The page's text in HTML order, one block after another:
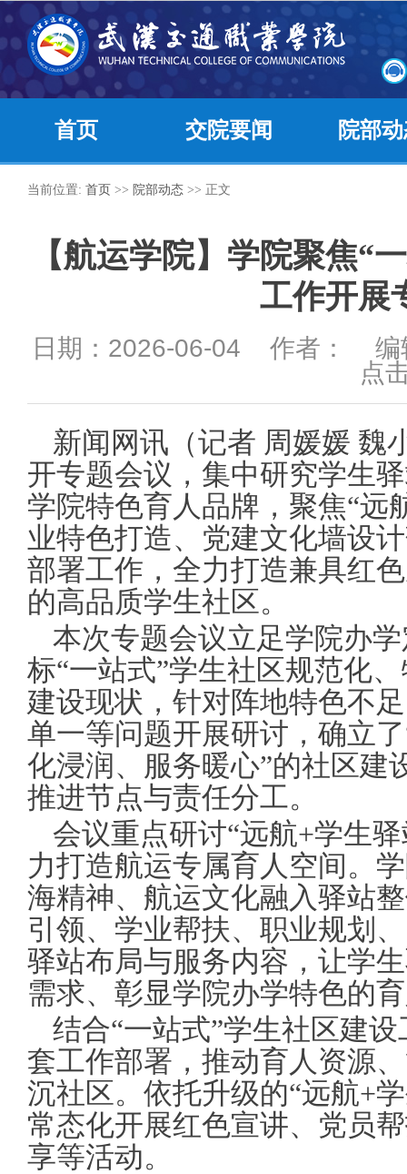
首页 交院要闻 院部
当前位置: 首页 >> 院部动态 >> 正文
【航运学院】学院聚焦“
工作开展
日期：2026-06-04 作者：
点
新闻网讯（记者 周媛媛 魏
开专题会议，集中研究学生
学院特色育人品牌，聚焦“远
业特色打造、党建文化墙设
部署工作，全力打造兼具红
的高品质学生社区。
本次专题会议立足学院办
标“一站式”学生社区规范化
建设现状，针对阵地特色不
单一等问题开展研讨，确立
化浸润、服务暖心”的社区建
推进节点与责任分工。
会议重点研讨“远航+学生
力打造航运专属育人空间。
海精神、航运文化融入驿站
引领、学业帮扶、职业规划
驿站布局与服务内容，让学
需求、彰显学院办学特色的
结合“一站式”学生社区建
套工作部署，推动育人资源
沉社区。依托升级的“远航+
常态化开展红色宣讲、党员
享等活动。